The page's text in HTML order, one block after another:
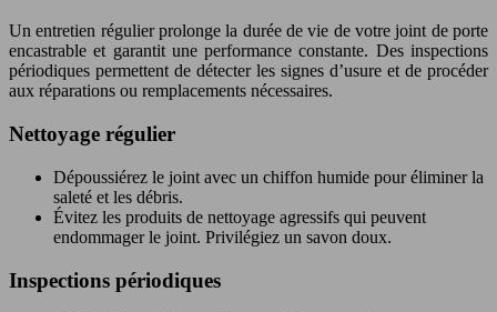
Un entretien régulier prolonge la durée de vie de votre joint de porte
encastrable et garantit une performance constante. Des inspections
périodiques permettent de détecter les signes d’usure et de procéder
aux réparations ou remplacements nécessaires.
Nettoyage régulier
Dépoussiérez le joint avec un chiffon humide pour éliminer la
saleté et les débris.
Évitez les produits de nettoyage agressifs qui peuvent
endommager le joint. Privilégiez un savon doux.
Inspections périodiques